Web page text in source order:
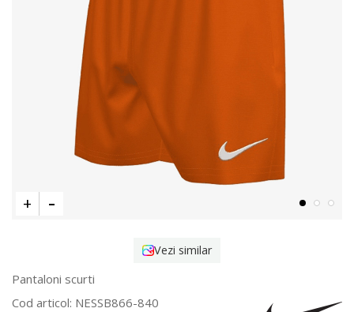
Vezi similar
Pantaloni scurti
Cod articol: NESSB866-840